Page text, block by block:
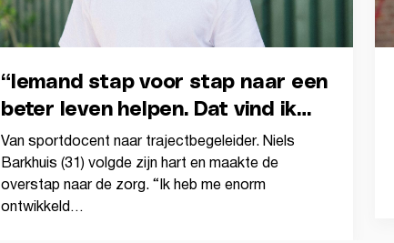
“Iemand stap voor stap naar een
beter leven helpen. Dat vind ik
het mooist.”
Van sportdocent naar trajectbegeleider. Niels
Barkhuis (31) volgde zijn hart en maakte de
overstap naar de zorg. “Ik heb me enorm
ontwikkeld…